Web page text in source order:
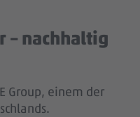
– nachhaltig
Group, einem der